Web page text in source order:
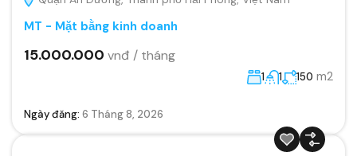
MT - Mặt bằng kinh doanh
15.000.000 vnđ / tháng
1 1 150 m2
Ngày đăng: 6 Tháng 8, 2026